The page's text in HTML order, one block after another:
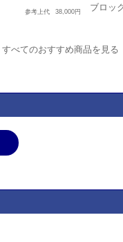
参考上代 38,000円
ブロッ
すべてのおすすめ商品を見る